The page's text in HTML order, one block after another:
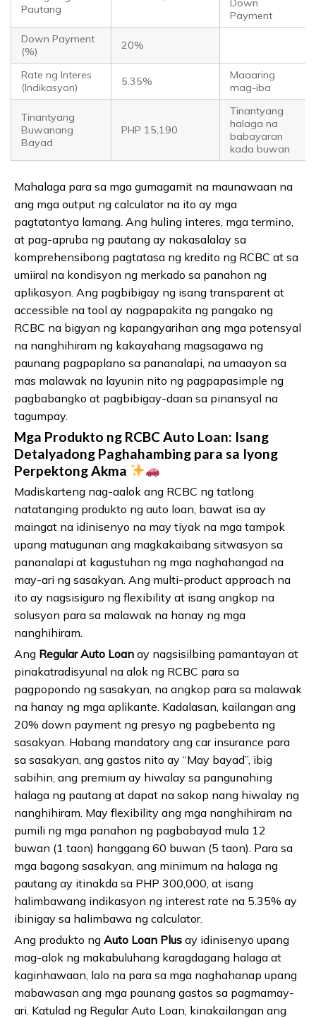
Pautang
Down
Payment
Down Payment
(%)
20%
Rate ng Interes
(Indikasyon)
5.35%
Maaaring
mag-iba
Tinantyang
Buwanang
Bayad
PHP 15,190
Tinantyang
halaga na
babayaran
kada buwan
Mahalaga para sa mga gumagamit na maunawaan na
ang mga output ng calculator na ito ay mga
pagtatantya lamang. Ang huling interes, mga termino,
at pag-apruba ng pautang ay nakasalalay sa
komprehensibong pagtatasa ng kredito ng RCBC at sa
umiiral na kondisyon ng merkado sa panahon ng
aplikasyon. Ang pagbibigay ng isang transparent at
accessible na tool ay nagpapakita ng pangako ng
RCBC na bigyan ng kapangyarihan ang mga potensyal
na nanghihiram ng kakayahang magsagawa ng
paunang pagpaplano sa pananalapi, na umaayon sa
mas malawak na layunin nito ng pagpapasimple ng
pagbabangko at pagbibigay-daan sa pinansyal na
tagumpay.
Mga Produkto ng RCBC Auto Loan: Isang
Detalyadong Paghahambing para sa Iyong
Perpektong Akma
Madiskarteng nag-aalok ang RCBC ng tatlong
natatanging produkto ng auto loan, bawat isa ay
maingat na idinisenyo na may tiyak na mga tampok
upang matugunan ang magkakaibang sitwasyon sa
pananalapi at kagustuhan ng mga naghahangad na
may-ari ng sasakyan. Ang multi-product approach na
ito ay nagsisiguro ng flexibility at isang angkop na
solusyon para sa malawak na hanay ng mga
nanghihiram.
Ang Regular Auto Loan ay nagsisilbing pamantayan at
pinakatradisyunal na alok ng RCBC para sa
pagpopondo ng sasakyan, na angkop para sa malawak
na hanay ng mga aplikante. Kadalasan, kailangan ang
20% down payment ng presyo ng pagbebenta ng
sasakyan. Habang mandatory ang car insurance para
sa sasakyan, ang gastos nito ay “May bayad”, ibig
sabihin, ang premium ay hiwalay sa pangunahing
halaga ng pautang at dapat na sakop nang hiwalay ng
nanghihiram. May flexibility ang mga nanghihiram na
pumili ng mga panahon ng pagbabayad mula 12
buwan (1 taon) hanggang 60 buwan (5 taon). Para sa
mga bagong sasakyan, ang minimum na halaga ng
pautang ay itinakda sa PHP 300,000, at isang
halimbawang indikasyon ng interest rate na 5.35% ay
ibinigay sa halimbawa ng calculator.
Ang produkto ng Auto Loan Plus ay idinisenyo upang
mag-alok ng makabuluhang karagdagang halaga at
kaginhawaan, lalo na para sa mga naghahanap upang
mabawasan ang mga paunang gastos sa pagmamay-
ari. Katulad ng Regular Auto Loan, kinakailangan ang